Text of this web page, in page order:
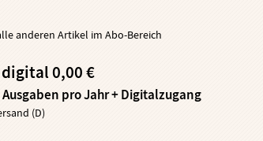
anderen Artikel im Abo-Bereich
0,00 €
Ausgaben pro Jahr + Digitalzugang
(D)